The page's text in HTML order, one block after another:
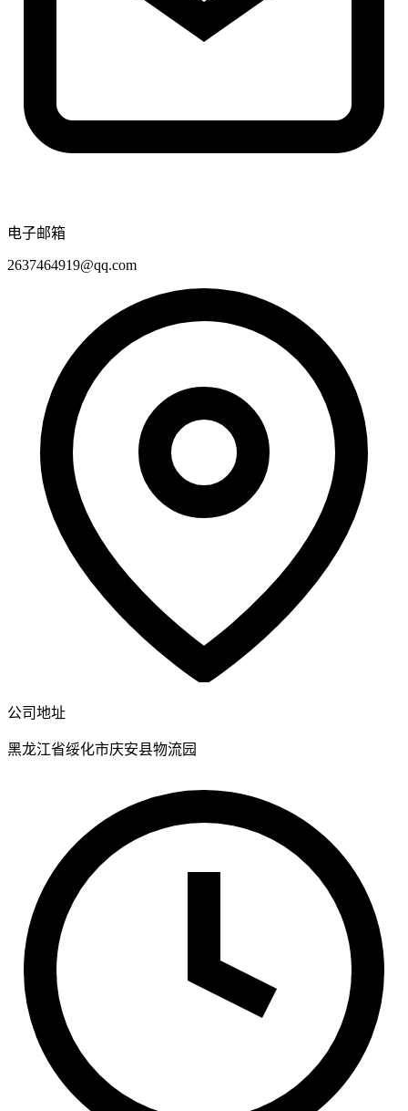
电子邮箱
2637464919@qq.com
公司地址
黑龙江省绥化市庆安县物流园